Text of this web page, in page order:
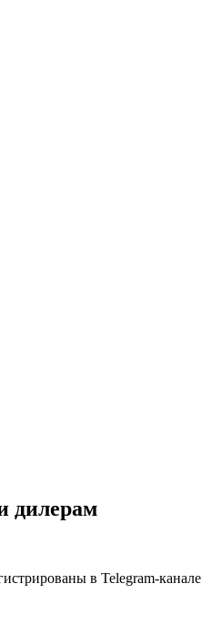
дилерам
в Telegram-канале